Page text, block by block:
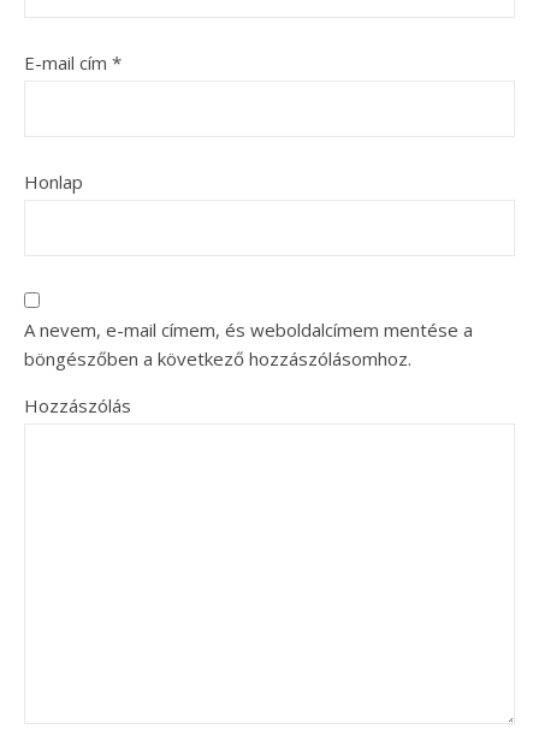
E-mail cím *
Honlap
A nevem, e-mail címem, és weboldalcímem mentése a
böngészőben a következő hozzászólásomhoz.
Hozzászólás